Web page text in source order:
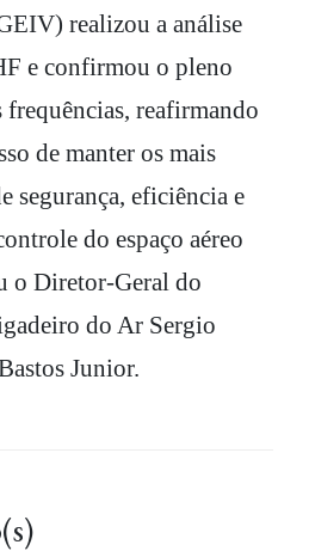
realizou a análise
e confirmou o pleno
reafirmando
de manter os mais
segurança, eficiência e
do espaço aéreo
o Diretor-Geral do
do Ar Sergio
Junior.